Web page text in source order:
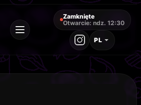
Zamknięte
Otwarcie: ndz. 12:30
PL